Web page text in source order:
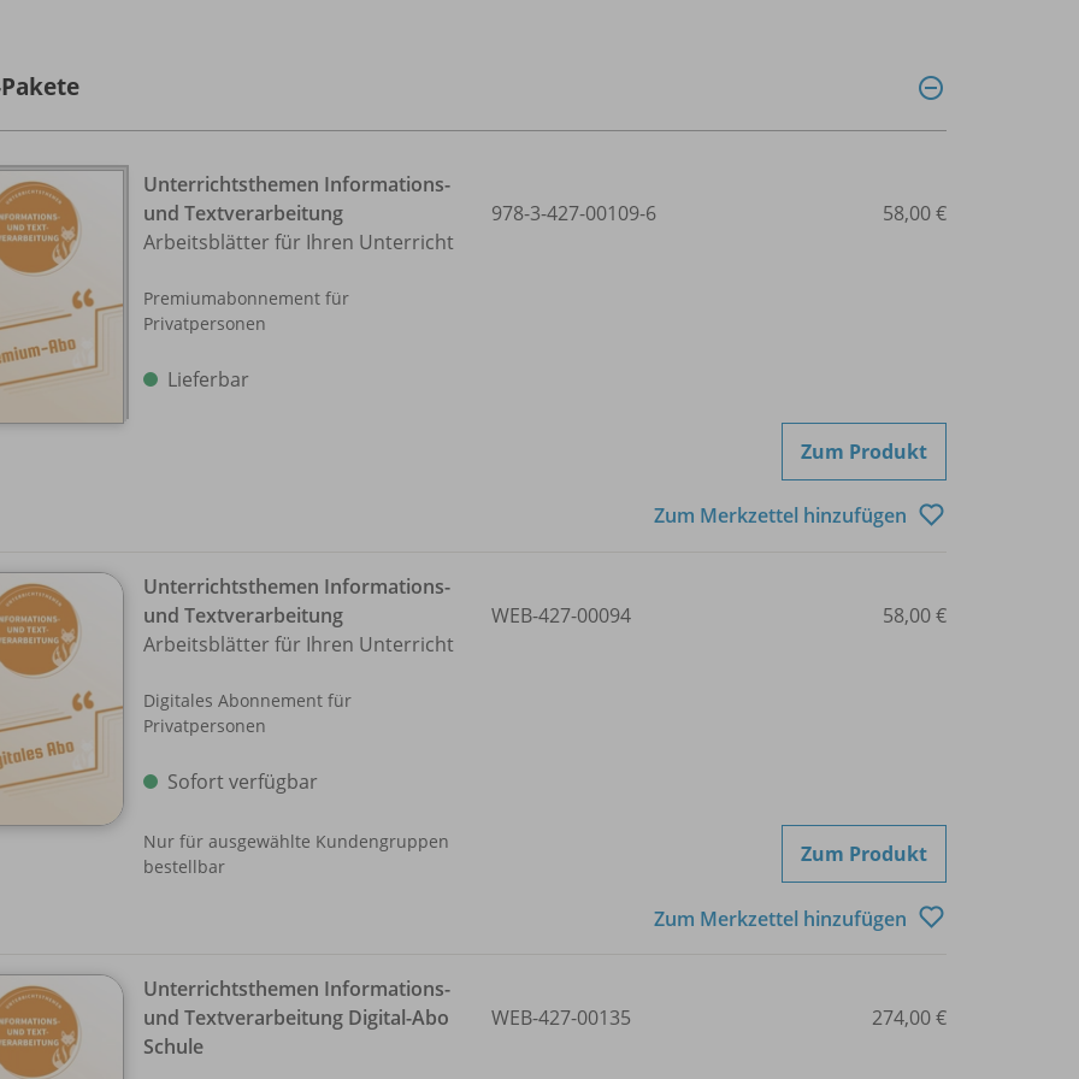
Unterrichtsthemen Informations-
und Textverarbeitung
Arbeitsblätter für Ihren Unterricht
Premiumabonnement für
Privatpersonen
Lieferbar
978-3-427-00109-6 58,00 €
Zum Produkt
Zum Merkzettel hinzufügen
Unterrichtsthemen Informations-
und Textverarbeitung
Arbeitsblätter für Ihren Unterricht
Digitales Abonnement für
Privatpersonen
Sofort verfügbar
Nur für ausgewählte Kundengruppen
bestellbar
WEB-427-00094 58,00 €
Zum Produkt
Zum Merkzettel hinzufügen
Unterrichtsthemen Informations-
und Textverarbeitung Digital-Abo
Schule
WEB-427-00135 274,00 €